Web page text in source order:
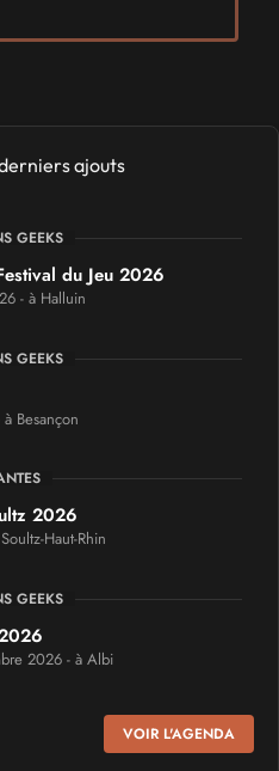
ajouts
GEEKS
du Jeu 2026
- à Halluin
GEEKS
Besançon
2026
Haut-Rhin
GEEKS
2026 - à Albi
du jeu vidéo et des loisirs
VOIR L'AGENDA